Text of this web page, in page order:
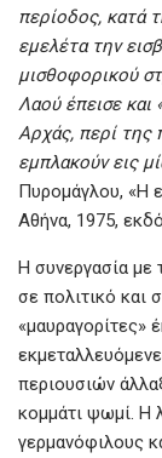
περίοδος, κατά
εμελέτα την
μισθοφορικού
Λαού έπεισε και
Αρχάς, περί της
εμπλακούν εις
Πυρομάγλου, «Η
Αθήνα, 1975,
Η συνεργασία με
σε πολιτικό και
«μαυραγορίτες»
περιουσιών
κομμάτι ψωμί. Η
γερμανόφιλους